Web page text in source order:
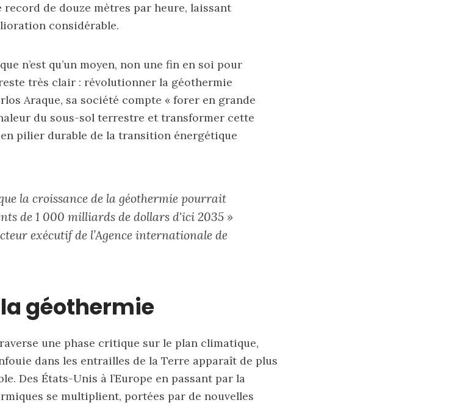
de douze mètres par heure, laissant
considérable.
n’est qu’un moyen, non une fin en soi pour
très clair : révolutionner la géothermie
Araque, sa société compte « forer en grande
du sous-sol terrestre et transformer cette
pilier durable de la transition énergétique
la croissance de la géothermie pourrait
de 1 000 milliards de dollars d'ici 2035 »
exécutif de l’Agence internationale de
géothermie
une phase critique sur le plan climatique,
dans les entrailles de la Terre apparaît de plus
Des États-Unis à l’Europe en passant par la
se multiplient, portées par de nouvelles